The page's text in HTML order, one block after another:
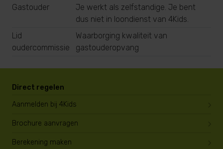
Gastouder
Je werkt als zelfstandige. Je bent
dus niet in loondienst van 4Kids.
Lid
oudercommissie
Waarborging kwaliteit van
gastouderopvang
Direct regelen
Aanmelden bij 4Kids
Brochure aanvragen
Berekening maken